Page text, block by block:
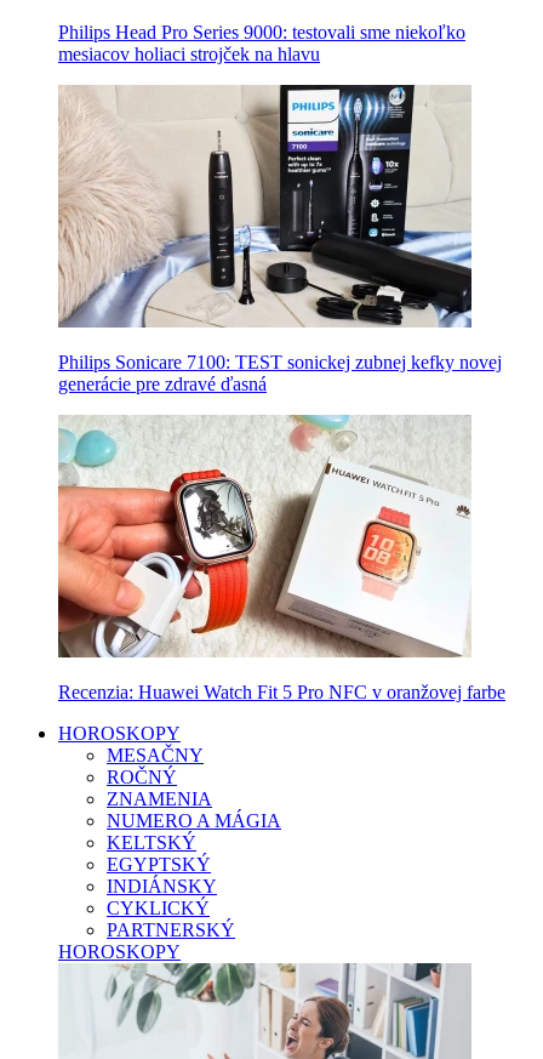
Philips Head Pro Series 9000: testovali sme niekoľko
mesiacov holiaci strojček na hlavu
Philips Sonicare 7100: TEST sonickej zubnej kefky novej
generácie pre zdravé ďasná
Recenzia: Huawei Watch Fit 5 Pro NFC v oranžovej farbe
HOROSKOPY
MESAČNY
ROČNÝ
ZNAMENIA
NUMERO A MÁGIA
KELTSKÝ
EGYPTSKÝ
INDIÁNSKY
CYKLICKÝ
PARTNERSKÝ
HOROSKOPY